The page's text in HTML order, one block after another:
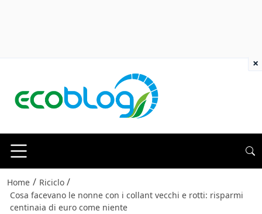
Home / Riciclo /
Cosa facevano le nonne con i collant vecchi e rotti: risparmi
centinaia di euro come niente
×